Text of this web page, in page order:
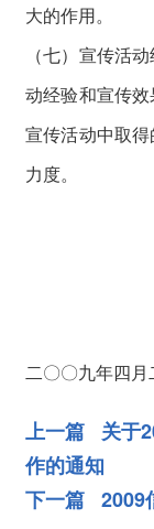
大的作用。
（七）宣传活
动经验和宣传
宣传活动中取
力度。
二〇〇九年四月
上一篇 关于
作的通知
下一篇 2009